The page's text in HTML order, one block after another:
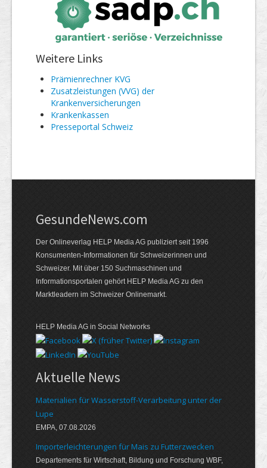
Weitere Links
Prämienrechner KVG
Zusatzleistungen (VVG) der
Krankenversicherungen
Kranken­kassen
Presseportal Schweiz
GesundeNews.com
Der Onlineverlag HELP Media AG publiziert seit 1996
Konsumenten-Informationen für Schweizerinnen und
Schweizer. Mit über 150 Suchmaschinen und
Informationsportalen gehört HELP Media AG zu den
Marktleadern im Schweizer Onlinemarkt.
HELP Media AG in Social Networks
Aktuelle News
Materialien für Wasserstoff-Verarbeitung unter der
Lupe
EMPA, 07.08.2026
Importerleichterungen für Mais zu Futterzwecken
Departements für Wirtschaft, Bildung und Forschung WBF,